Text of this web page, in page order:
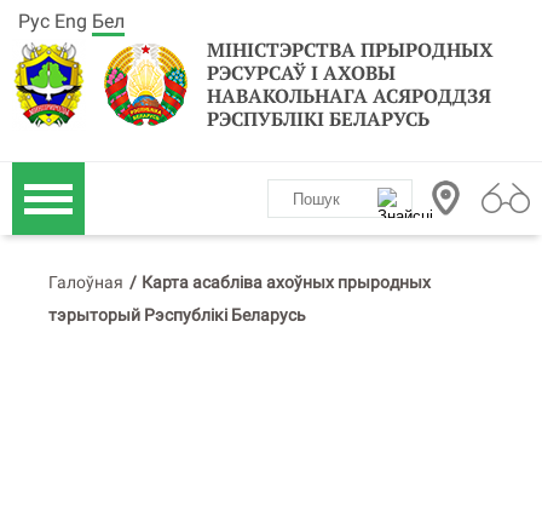
МІНІСТЭРСТВА ПРЫРОДНЫХ
РЭСУРСАЎ І АХОВЫ
НАВАКОЛЬНАГА АСЯРОДДЗЯ
РЭСПУБЛІКІ БЕЛАРУСЬ
Рус Eng Бел
Галоўная / Карта асабліва ахоўных прыродных
тэрыторый Рэспублікі Беларусь